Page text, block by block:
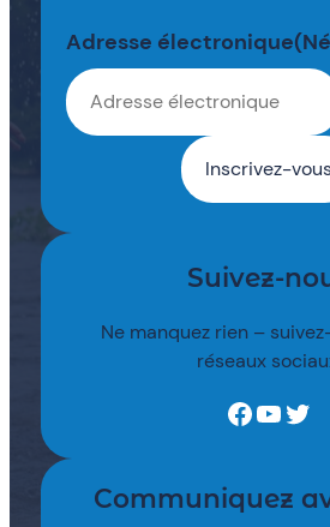
Adresse électronique
Suivez-
Ne manquez rien –
réseaux
Facebook YouTube Twitter
Communiquez